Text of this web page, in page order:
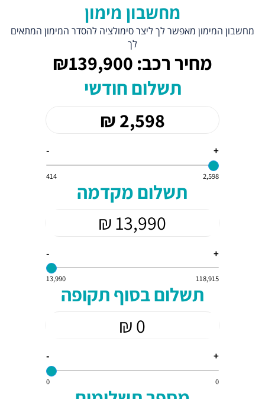
מחשבון מימון
מחשבון המימון מאפשר לך ליצר סימולציה להסדר המימון המתאים
לך